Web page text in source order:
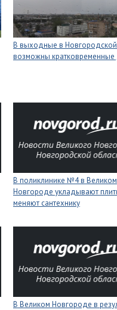
В выходные в Новгородской
возможны
В поликлинике №4 в Великом
Новгороде укладывают
меняют сантехнику
В Великом Новгороде в